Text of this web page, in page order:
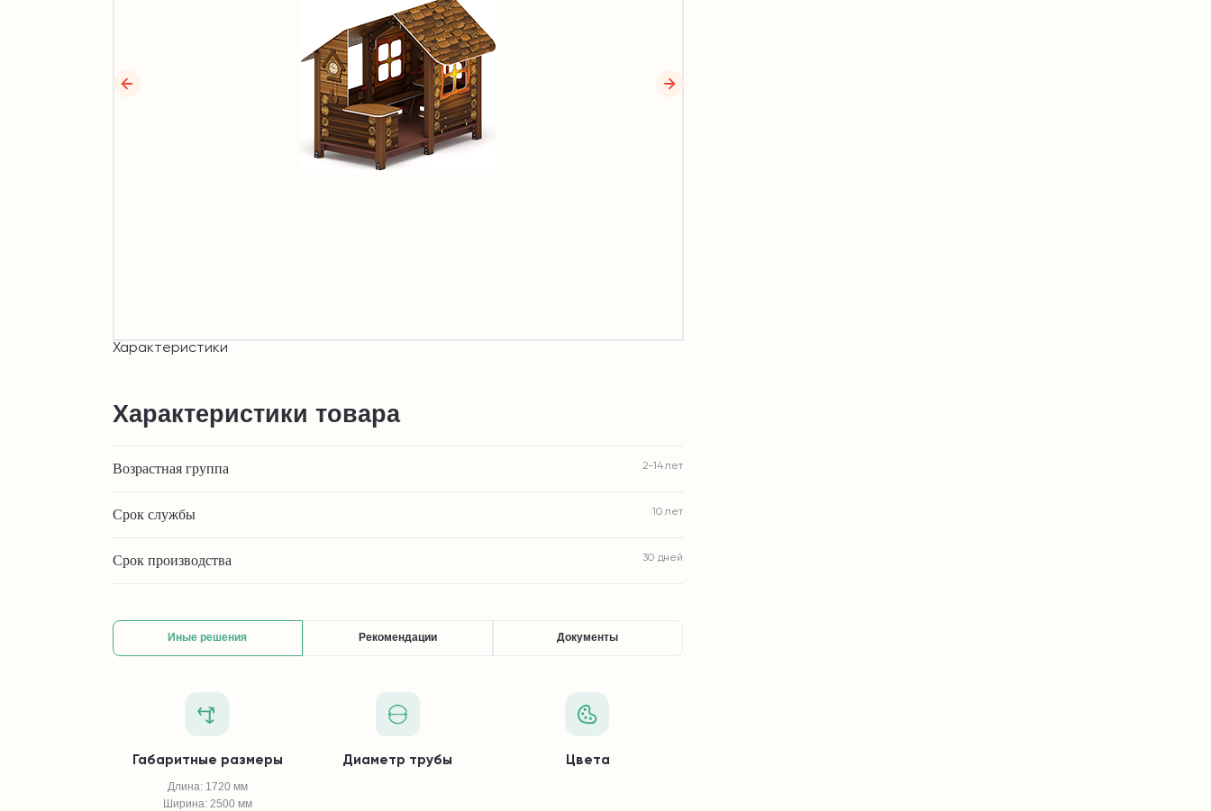
Характеристики
Характеристики товара
Возрастная группа 2-14 лет
Срок службы 10 лет
Срок производства 30 дней
Иные решения Рекомендации Документы
Габаритные размеры
Длина: 1720 мм
Ширина: 2500 мм
Диаметр трубы Цвета